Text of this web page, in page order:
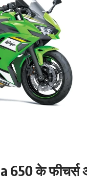
650 के